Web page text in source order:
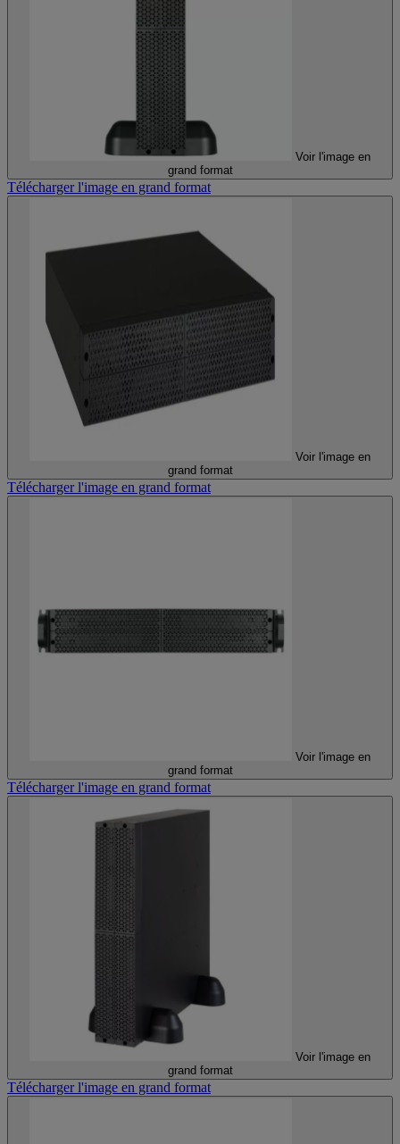
Voir l'image en
grand format
Télécharger l'image en grand format
Voir l'image en
grand format
Télécharger l'image en grand format
Voir l'image en
grand format
Télécharger l'image en grand format
Voir l'image en
grand format
Télécharger l'image en grand format